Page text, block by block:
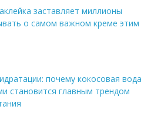
заставляет миллионы
о самом важном креме этим
почему кокосовая вода
становится главным трендом